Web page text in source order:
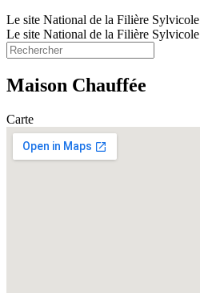
Le site National de la Filière Sylvicole
Le site National de la Filière Sylvicole
Maison Chauffée
Carte